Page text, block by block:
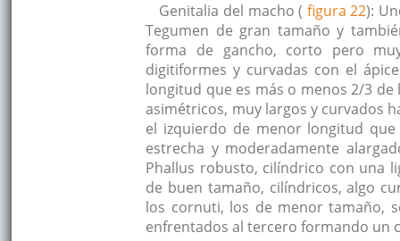
Genitalia del macho ( figura 22):
Tegumen de gran tamaño y
forma de gancho, corto pero
digitiformes y curvadas con el
longitud que es más o menos 2/3
asimétricos, muy largos y curvados
el izquierdo de menor longitud
estrecha y moderadamente
Phallus robusto, cilíndrico con una
de buen tamaño, cilíndricos, algo
los cornuti, los de menor tamaño,
enfrentados al tercero formando un